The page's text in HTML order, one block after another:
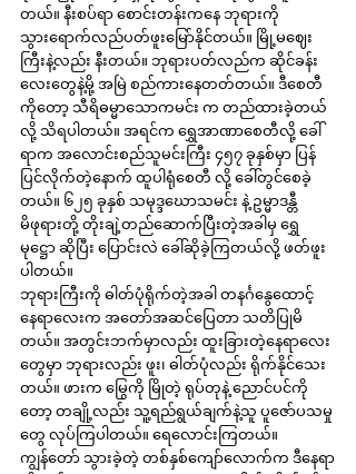
တယ်။ နီးစပ်ရာ စောင်းတန်းကနေ ဘုရားကို
သွားရောက်လည်ပတ်ဖူးမြော်နိုင်တယ်။ မြို့မဈေး
ကြီးနဲ့လည်း နီးတယ်။ ဘုရားပတ်လည်က ဆိုင်ခန်း
လေးတွေနဲ့မို့ အမြဲ စည်ကားနေတတ်တယ်။ ဒီစေတီ
ကိုတော့ သီရိဓမ္မာသောကမင်း က တည်ထားခဲ့တယ်
လို့ သိရပါတယ်။ အရင်က ရွှေအာဏာစေတီလို့ ခေါ်
ရာက အလောင်းစည်သူမင်းကြီး ၄၅၇ ခုနှစ်မှာ ပြန်
ပြင်လိုက်တဲ့နောက် ထူပါရုံစေတီ လို့ ခေါ်တွင်စေခဲ့
တယ်။ ၆၂၅ ခုနှစ် သမုဒ္ဒဃောသမင်း နဲ့ ဥမ္မာဒန္တီ
မိဖုရားတို့ တိုးချဲ့တည်ဆောက်ပြီးတဲ့အခါမှ ရွှေ
မုဋ္ဌော ဆိုပြီး ပြောင်းလဲ ခေါ်ဆိုခဲ့ကြတယ်လို့ ဖတ်ဖူး
ပါတယ်။
ဘုရားကြီးကို ဓါတ်ပုံရိုက်တဲ့အခါ တနင်္ဂနွေထောင့်
နေရာလေးက အတော်အဆင်ပြေတာ သတိပြုမိ
တယ်။ အတွင်းဘက်မှာလည်း ထူးခြားတဲ့နေရာလေး
တွေမှာ ဘုရားလည်း ဖူး၊ ဓါတ်ပုံလည်း ရိုက်နိုင်သေး
တယ်။ ဖားက မြွေကို မြိုတဲ့ ရုပ်တုနဲ့ ညောင်ပင်ကို
တော့ တချို့လည်း သူ့ရည်ရွယ်ချက်နဲ့သူ ပူဇော်ပသမှု
တွေ လုပ်ကြပါတယ်။ ရေလောင်းကြတယ်။
ကျွန်တော် သွားခဲ့တဲ့ တစ်နှစ်ကျော်လောက်က ဒီနေရာ